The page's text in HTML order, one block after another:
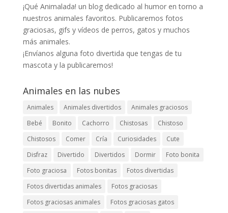
¡Qué Animalada! un blog dedicado al humor en torno a
nuestros animales favoritos. Publicaremos fotos
graciosas, gifs y vídeos de perros, gatos y muchos
más animales.
¡Envíanos alguna foto divertida que tengas de tu
mascota y la publicaremos!
Animales en las nubes
Animales Animales divertidos
Animales graciosos
Bebé
Bonito Cachorro Chistosas
Chistoso
Chistosos
Comer Cría Curiosidades
Cute
Disfraz
Divertido Divertidos Dormir
Foto bonita
Foto graciosa
Fotos bonitas
Fotos divertidas
Fotos divertidas animales
Fotos graciosas
Fotos graciosas animales
Fotos graciosas gatos